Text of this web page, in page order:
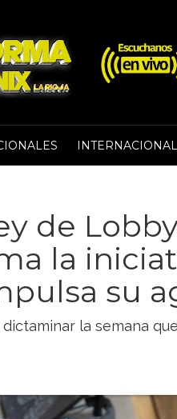
de
la
su
la semana